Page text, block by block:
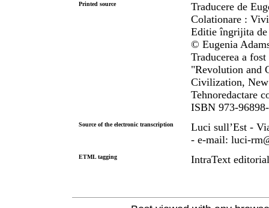
Printed source
Traducere de
Colationare :
Editie îngrijita de
© Eugenia
Traducerea a
"Revolution and
Civilization,
Tehnoredactare
ISBN 973-
Source of the electronic transcription
Luci sull’Est -
- e-mail: luci-
ETML tagging IntraText